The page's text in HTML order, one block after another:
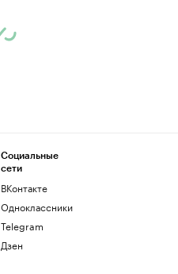
Социальные
сети
ВКонтакте
Одноклассники
Telegram
Дзен